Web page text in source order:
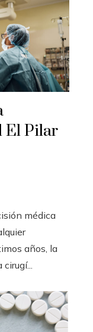
El Pilar
médica
años, la